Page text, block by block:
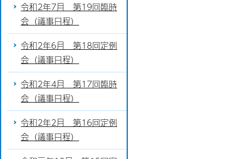
令和2年7月 第19回臨時
会（議事日程）
令和2年6月 第18回定例
会（議事日程）
令和2年4月 第17回臨時
会（議事日程）
令和2年2月 第16回定例
会（議事日程）